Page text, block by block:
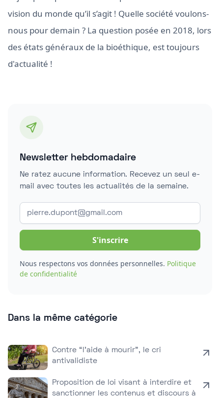
vision du monde qu’il s’agit ! Quelle société voulons-
nous pour demain ? La question posée en 2018, lors
des états généraux de la bioéthique, est toujours
d'actualité !
Newsletter hebdomadaire
Ne ratez aucune information. Recevez un seul e-
mail avec toutes les actualités de la semaine.
Nous respectons vos données personnelles. Politique
de confidentialité
Dans la même catégorie
Contre “l’aide à mourir”, le cri
antivalidiste
Proposition de loi visant à interdire et
sanctionner les contenus et discours à